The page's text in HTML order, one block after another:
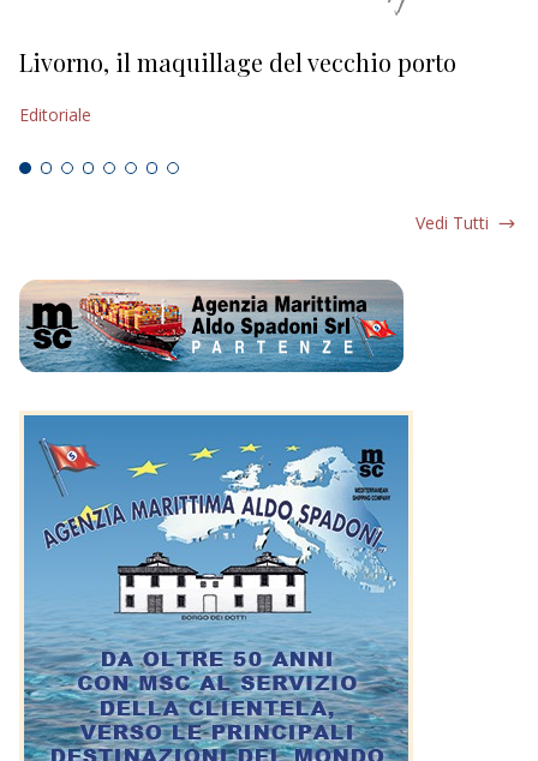
Livorno, il maquillage del vecchio porto
Editoriale
Vedi Tutti